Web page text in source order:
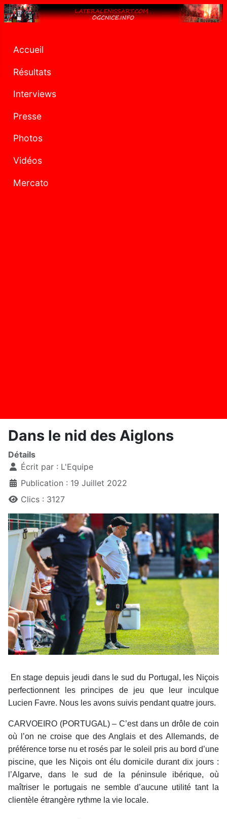
Accueil
Résultats
Interviews
Presse
Photos
Vidéos
Mercato
Dans le nid des Aiglons
Détails
Écrit par : L'Equipe
Publication : 19 Juillet 2022
Clics : 3127
En stage depuis jeudi dans le sud du Portugal, les Niçois
perfectionnent les principes de jeu que leur inculque
Lucien Favre. Nous les avons suivis pendant quatre jours.
CARVOEIRO (PORTUGAL) – C’est dans un drôle de coin
où l’on ne croise que des Anglais et des Allemands, de
préférence torse nu et rosés par le soleil pris au bord d’une
piscine, que les Niçois ont élu domicile durant dix jours :
l’Algarve, dans le sud de la péninsule ibérique, où
maîtriser le portugais ne semble d’aucune utilité tant la
clientèle étrangère rythme la vie locale.